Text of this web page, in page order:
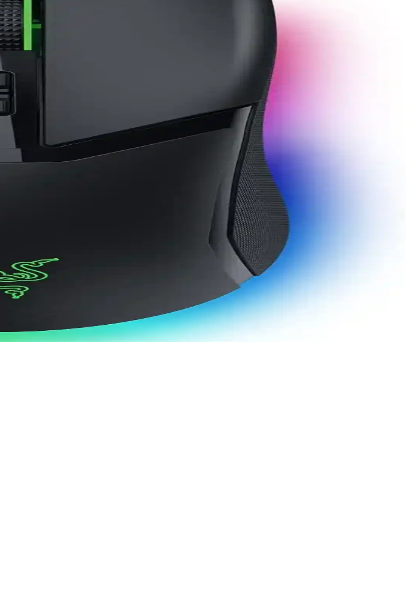
performans ve konfor kriterlerini göz önünde bulundurun.
Seçenekleri
konfor sağlayan oyuncu mouse'udur.
en uygun gaming mouse'u seçmenize yardımcı oluyoruz.
ve karşılaştırmalarla en uygun seçimi yapın.
oyuncu mouse'unu seçmenize yardımcı oluyoruz.
alternatif modelleri de bulunuyor. Doğru seçim için özellikleri ve kullanıcı ihtiyaçlarını göz
tercihleriyle en uygun seçeneği bulmanıza yardımcı oluyoruz.